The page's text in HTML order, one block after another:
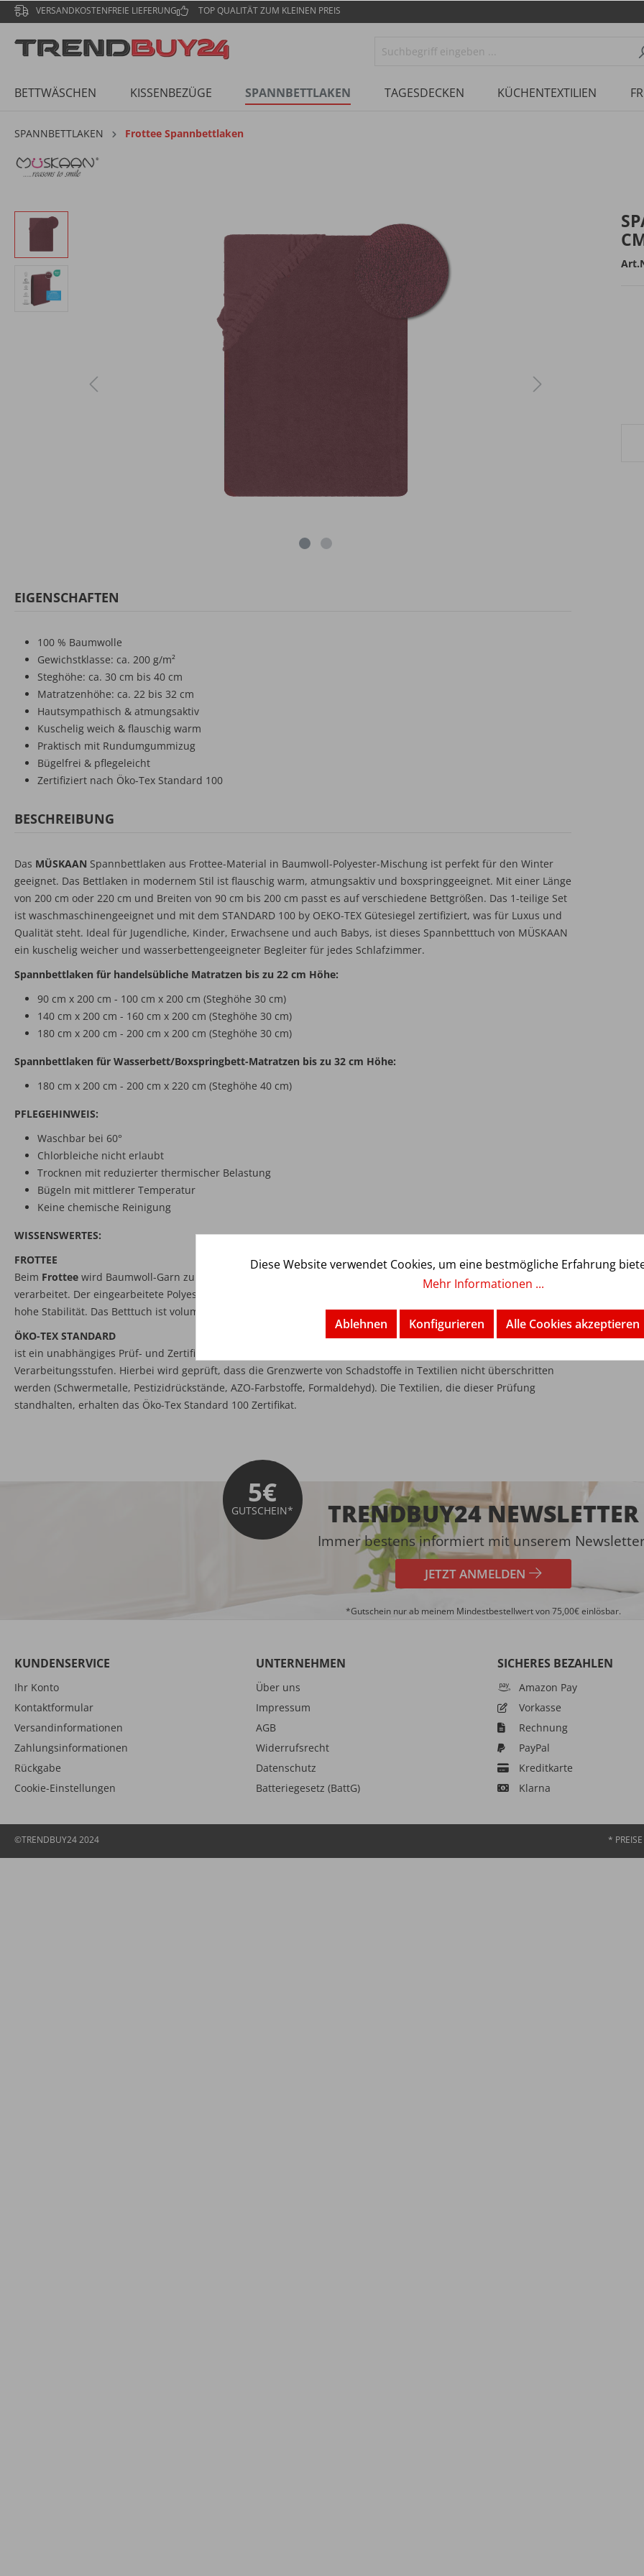
VERSANDKOSTENFREIE LIEFERUNG TOP QUALITÄT ZUM KLEINEN PREIS
BETTWÄSCHEN KISSENBEZÜGE SPANNBETTLAKEN TAGESDECKEN KÜCHENTEXTILIEN
SPANNBETTLAKEN Frottee Spannbettlaken
EIGENSCHAFTEN
100 % Baumwolle
Gewichstklasse: ca. 200 g/m²
Steghöhe: ca. 30 cm bis 40 cm
Matratzenhöhe: ca. 22 bis 32 cm
Hautsympathisch & atmungsaktiv
Kuschelig weich & flauschig warm
Praktisch mit Rundumgummizug
Bügelfrei & pflegeleicht
Zertifiziert nach Öko-Tex Standard 100
BESCHREIBUNG
Das MÜSKAAN Spannbettlaken aus Frottee-Material in Baumwoll-Polyester-Mischung ist perfekt für den Winter
geeignet. Das Bettlaken in modernem Stil ist flauschig warm, atmungsaktiv und boxspringgeeignet. Mit einer Länge
von 200 cm oder 220 cm und Breiten von 90 cm bis 200 cm passt es auf verschiedene Bettgrößen. Das 1-teilige Set
ist waschmaschinengeeignet und mit dem STANDARD 100 by OEKO-TEX Gütesiegel zertifiziert, was für Luxus und
Qualität steht. Ideal für Jugendliche, Kinder, Erwachsene und auch Babys, ist dieses Spannbetttuch von MÜSKAAN
ein kuschelig weicher und wasserbettengeeigneter Begleiter für jedes Schlafzimmer.
Spannbettlaken für handelsübliche Matratzen bis zu 22 cm Höhe:
90 cm x 200 cm - 100 cm x 200 cm (Steghöhe 30 cm)
140 cm x 200 cm - 160 cm x 200 cm (Steghöhe 30 cm)
180 cm x 200 cm - 200 cm x 200 cm (Steghöhe 30 cm)
Spannbettlaken für Wasserbett/Boxspringbett-Matratzen bis zu 32 cm Höhe:
180 cm x 200 cm - 200 cm x 220 cm (Steghöhe 40 cm)
PFLEGEHINWEIS:
Waschbar bei 60°
Chlorbleiche nicht erlaubt
Trocknen mit reduzierter thermischer Belastung
Bügeln mit mittlerer Temperatur
Keine chemische Reinigung
WISSENSWERTES:
FROTTEE
Beim Frottee wird Baumwoll-Garn zu gleichmäßig lockeren Schlingen auf der Oberseite des Spannbetttuchs
verarbeitet. Der eingearbeitete Polyester liegt auf der Unterseite und verleiht dem
hohe Stabilität. Das Betttuch ist voluminös und besonders saugstark.
ÖKO-TEX STANDARD
ist ein unabhängiges Prüf- und Zertifizierungssystem für textile Roh-, Zwischen- und Endprodukte aller
Verarbeitungsstufen. Hierbei wird geprüft, dass die Grenzwerte von Schadstoffe in Textilien nicht überschritten
werden (Schwermetalle, Pestizidrückstände, AZO-Farbstoffe, Formaldehyd). Die Textilien, die dieser Prüfung
standhalten, erhalten das Öko-Tex Standard 100 Zertifikat.
5€
GUTSCHEIN* TRENDBUY24 NEWSLETTER
Immer bestens informiert mit unserem
JETZT ANMELDEN
*Gutschein nur ab meinem Mindestbestellwert von 75,00€ einlösbar.
KUNDENSERVICE
Ihr Konto
Kontaktformular
Versandinformationen
Zahlungsinformationen
Rückgabe
Cookie-Einstellungen
UNTERNEHMEN
Über uns
Impressum
AGB
Widerrufsrecht
Datenschutz
Batteriegesetz (BattG)
SICHERES BEZAHLEN
Amazon Pay
Vorkasse
Rechnung
PayPal
Kreditkarte
Klarna
*
©TRENDBUY24 2024
Diese Website verwendet Cookies, um eine bestmögliche Erfahrung
Mehr Informationen ...
Ablehnen Konfigurieren Alle Cookies akzeptieren